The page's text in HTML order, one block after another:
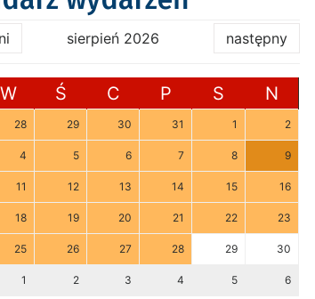
sierpień 2026 następny
W Ś C P S N
28 29 30 31 1 2
4 5 6 7 8 9
11 12 13 14 15 16
18 19 20 21 22 23
25 26 27 28 29 30
1 2 3 4 5 6